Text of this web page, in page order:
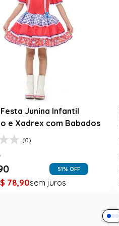
Junina Bebê Menina
Rosa Floral com Renda
47 % OFF
99, 99